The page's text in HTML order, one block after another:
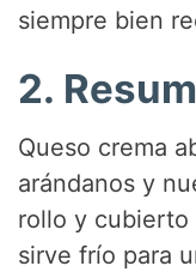
siempre bien
2.
Queso crema
arándanos y
rollo y cubierto
sirve frío para